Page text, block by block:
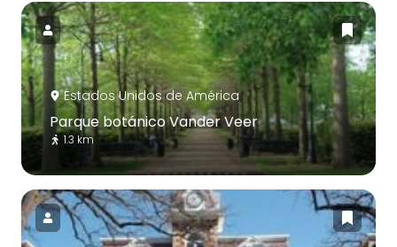
Estados Unidos de América
Parque botánico Vander Veer
1.3 km